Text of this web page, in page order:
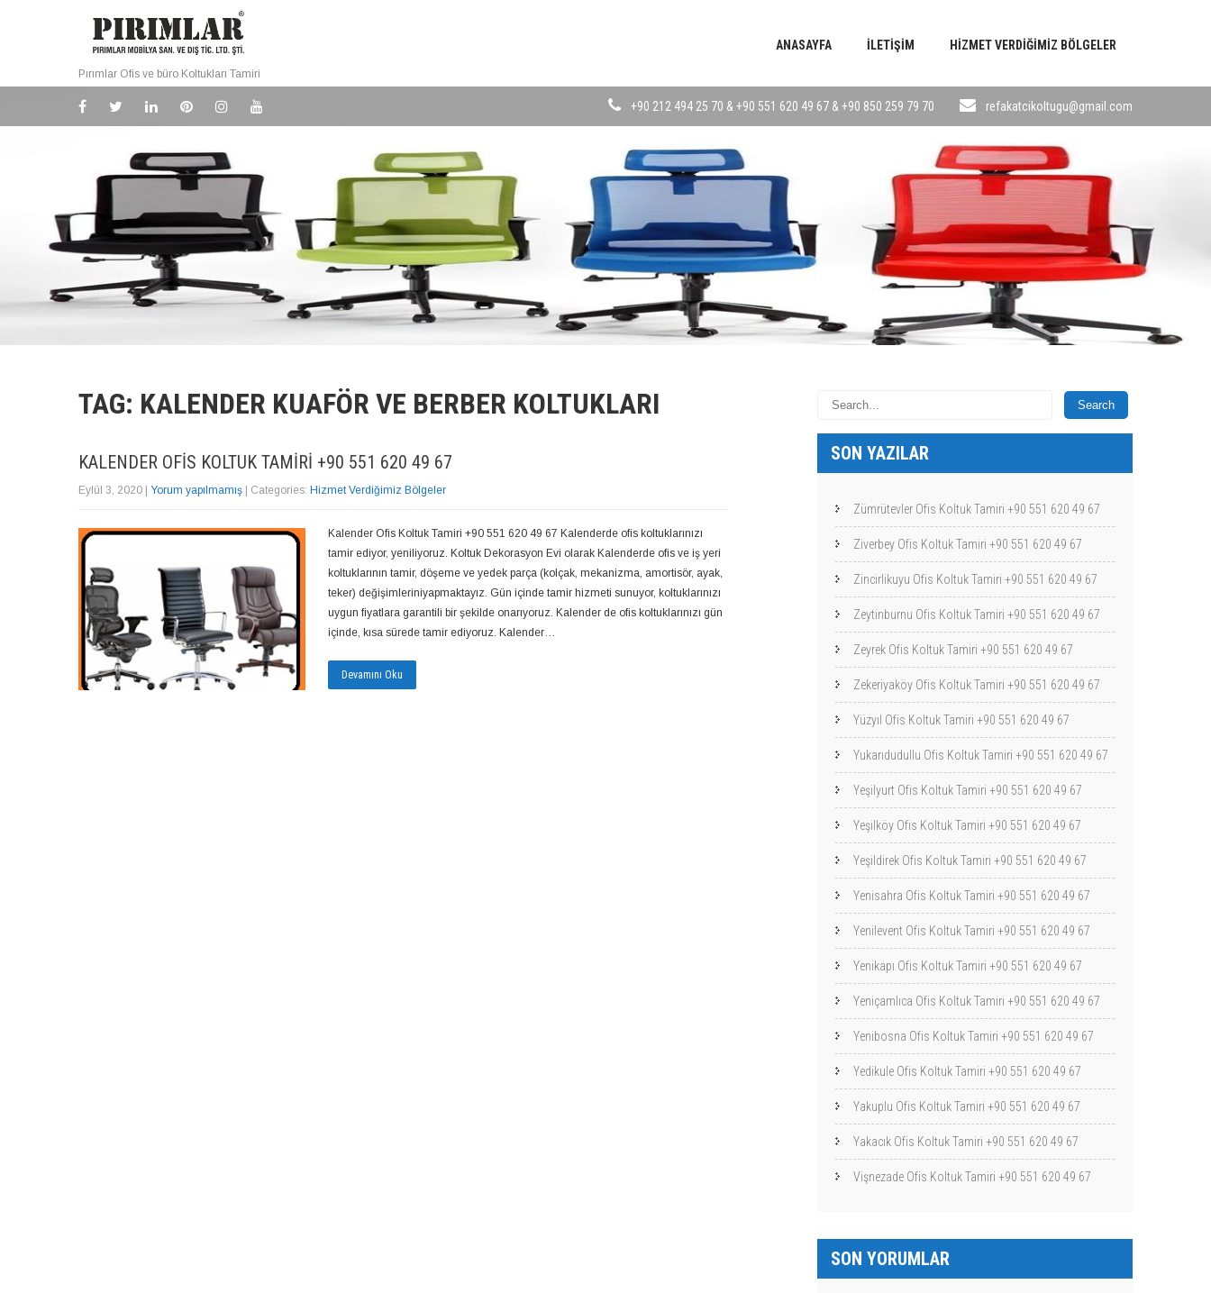
Pırımlar Ofis ve büro Koltukları Tamiri
ANASAYFA İLETIŞIM HIZMET VERDIĞIMIZ BÖLGELER
+90 212 494 25 70 & +90 551 620 49 67 & +90 850 259 79 70 refakatcikoltugu@gmail.com
TAG: KALENDER KUAFÖR VE BERBER KOLTUKLARI
KALENDER OFIS KOLTUK TAMIRI +90 551 620 49 67
Eylül 3, 2020 Yorum yapılmamış | Categories: Hizmet Verdiğimiz Bölgeler
Kalender Ofis Koltuk Tamiri +90 551 620 49 67 Kalenderde ofis koltuklarınızı
tamir ediyor, yeniliyoruz. Koltuk Dekorasyon Evi olarak Kalenderde ofis ve iş yeri
koltuklarının tamir, döşeme ve yedek parça (kolçak, mekanizma, amortisör, ayak,
teker) değişimleriniyapmaktayız. Gün içinde tamir hizmeti sunuyor, koltuklarınızı
uygun fiyatlara garantili bir şekilde onarıyoruz. Kalender de ofis koltuklarınızı gün
içinde, kısa sürede tamir ediyoruz. Kalender…
Devamını Oku
SON YAZILAR
Zümrütevler Ofis Koltuk Tamiri +90 551 620 49 67
Ziverbey Ofis Koltuk Tamiri +90 551 620 49 67
Zincirlikuyu Ofis Koltuk Tamiri +90 551 620 49 67
Zeytinburnu Ofis Koltuk Tamiri +90 551 620 49 67
Zeyrek Ofis Koltuk Tamiri +90 551 620 49 67
Zekeriyaköy Ofis Koltuk Tamiri +90 551 620 49 67
Yüzyıl Ofis Koltuk Tamiri +90 551 620 49 67
Yukarıdudullu Ofis Koltuk Tamiri +90 551 620 49 67
Yeşilyurt Ofis Koltuk Tamiri +90 551 620 49 67
Yeşilköy Ofis Koltuk Tamiri +90 551 620 49 67
Yeşildirek Ofis Koltuk Tamiri +90 551 620 49 67
Yenisahra Ofis Koltuk Tamiri +90 551 620 49 67
Yenilevent Ofis Koltuk Tamiri +90 551 620 49 67
Yenikapı Ofis Koltuk Tamiri +90 551 620 49 67
Yeniçamlıca Ofis Koltuk Tamiri +90 551 620 49 67
Yenibosna Ofis Koltuk Tamiri +90 551 620 49 67
Yedikule Ofis Koltuk Tamiri +90 551 620 49 67
Yakuplu Ofis Koltuk Tamiri +90 551 620 49 67
Yakacık Ofis Koltuk Tamiri +90 551 620 49 67
Vişnezade Ofis Koltuk Tamiri +90 551 620 49 67
SON YORUMLAR